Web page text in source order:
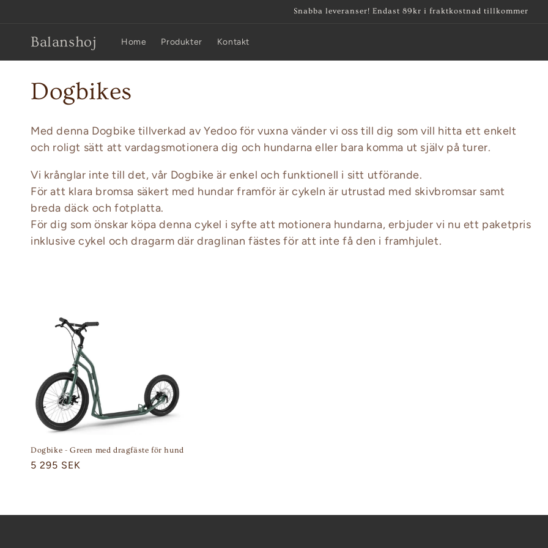
Snabba leveranser! Endast 89kr i fraktkostnad tillkommer
Balanshoj Home Produkter Kontakt
P
r
o
d
u
k
i
e
:
Dogbikes
Med denna Dogbike tillverkad av Yedoo för vuxna vänder vi oss till dig som vill hitta ett enkelt
och roligt sätt att vardagsmotionera dig och hundarna eller bara komma ut själv på turer.
Vi krånglar inte till det, vår Dogbike är enkel och funktionell i sitt utförande.
För att klara bromsa säkert med hundar framför är cykeln är utrustad med skivbromsar samt
breda däck och fotplatta.
För dig som önskar köpa denna cykel i syfte att motionera hundarna, erbjuder vi nu ett paketpris
inklusive cykel och dragarm där draglinan fästes för att inte få den i framhjulet.
Dogbike - Green med dragfäste för hund
Ordinarie
5 295 SEK